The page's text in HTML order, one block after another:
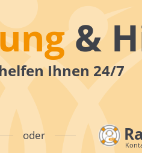
&
Ihnen 24/7
oder